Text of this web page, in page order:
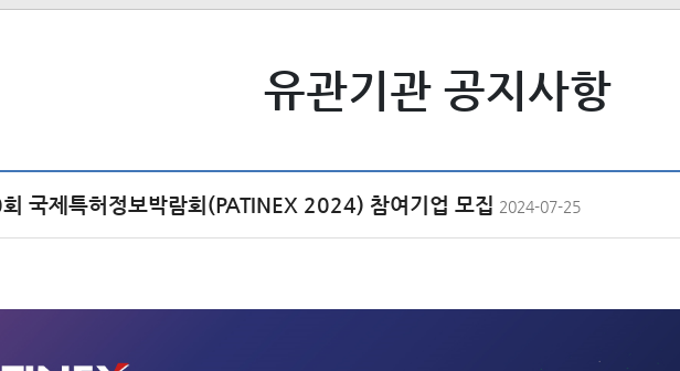
유관기관 공지사항
국제특허정보박람회(PATINEX 2024) 참여기업 모집 2024-07-25